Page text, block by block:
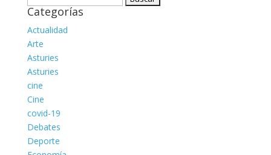
Categorías
Actualidad
Arte
Asturies
Asturies
cine
Cine
covid-19
Debates
Deporte